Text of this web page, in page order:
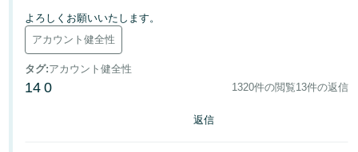
よろしくお願いいたします。
アカウント健全性
タグ:アカウント健全性
14 0 1320件の閲覧13件の返信
返信